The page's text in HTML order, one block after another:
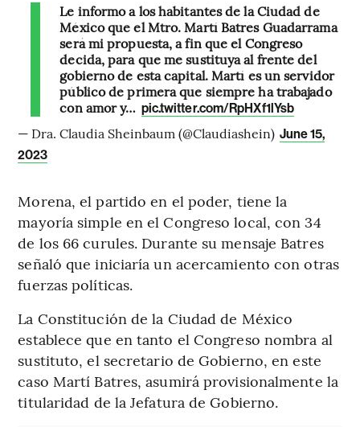
Le informo a los habitantes de la Ciudad de
México que el Mtro. Martí Batres Guadarrama
será mi propuesta, a fin que el Congreso
decida, para que me sustituya al frente del
gobierno de esta capital. Martí es un servidor
público de primera que siempre ha trabajado
con amor y… pic.twitter.com/RpHXf1lYsb
— Dra. Claudia Sheinbaum (@Claudiashein) June 15,
2023
Morena, el partido en el poder, tiene la
mayoría simple en el Congreso local, con 34
de los 66 curules. Durante su mensaje Batres
señaló que iniciaría un acercamiento con otras
fuerzas políticas.
La Constitución de la Ciudad de México
establece que en tanto el Congreso nombra al
sustituto, el secretario de Gobierno, en este
caso Martí Batres, asumirá provisionalmente la
titularidad de la Jefatura de Gobierno.